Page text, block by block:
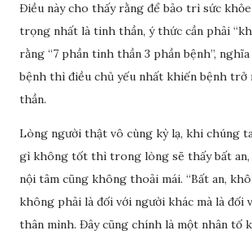
Điều này cho thấy rằng để bảo trì sức
trọng nhất là tinh thần, ý thức cần phải
rằng “7 phần tinh thần 3 phần bệnh”,
bệnh thì điều chủ yếu nhất khiến bệnh trở
thần.
Lòng người thật vô cùng kỳ lạ, khi chúng
gì không tốt thì trong lòng sẽ thấy bất an,
nội tâm cũng không thoải mái. “Bất an,
không phải là đối với người khác mà là đối
thân mình. Đây cũng chính là một nhân tố